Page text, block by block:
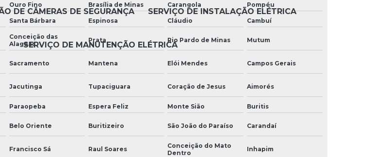
DE CÂMERAS DE SEGURANÇA SERVIÇO DE INSTALAÇÃO ELÉTRICA
SERVIÇO DE MANUTENÇÃO ELÉTRICA
Manutenção de instalações elétricas
Manutenção de painéis elétricos
Manutenção preventiva em ar
condicionado
Manutenção preventiva elétrica
Manutenção de rede de internet
Manutenção de redes de distribuição de
energia elétrica
Ouro Fino Brasília de Minas Carangola Pompéu
Santa Bárbara Espinosa Cláudio Cambuí
Conceição das
Alagoas
Prata Rio Pardo de Minas Mutum
Sacramento Mantena Elói Mendes Campos Gerais
Jacutinga Tupaciguara Coração de Jesus Aimorés
Paraopeba Espera Feliz Monte Sião Buritis
Belo Oriente Buritizeiro São João do Paraíso Carandaí
Francisco Sá Raul Soares
Conceição do Mato
Dentro
Inhapim